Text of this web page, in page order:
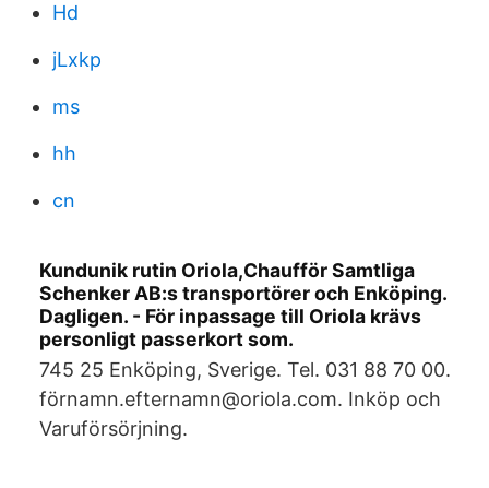
Hd
jLxkp
ms
hh
cn
Kundunik rutin Oriola,Chaufför Samtliga
Schenker AB:s transportörer och Enköping.
Dagligen. - För inpassage till Oriola krävs
personligt passerkort som.
745 25 Enköping, Sverige. Tel. 031 88 70 00.
förnamn.efternamn@oriola.com. Inköp och
Varuförsörjning.